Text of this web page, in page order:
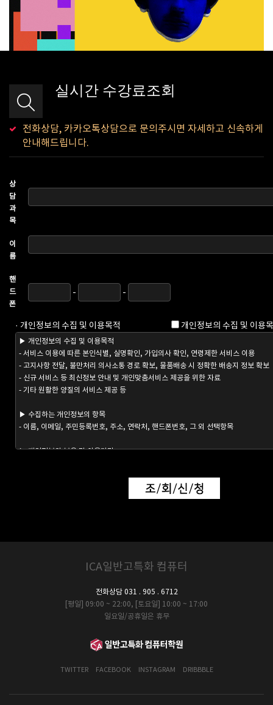
실시간 수강료조회
전화상담, 카카오톡상담으로 문의주시면 자세하고 신속하게
안내해드립니다.
상
담
과
목
이
름
핸
드
폰
- -
· 개인정보의 수집 및 이용목적 개인정보의 수집 및 이용
ICA일반고특화 컴퓨터
전화상담 031 . 905 . 6712
[평일] 09:00 ~ 22:00, [토요일] 10:00 ~ 17:00
일요일/공휴일은 휴무
TWITTER FACEBOOK INSTAGRAM DRIBBBLE